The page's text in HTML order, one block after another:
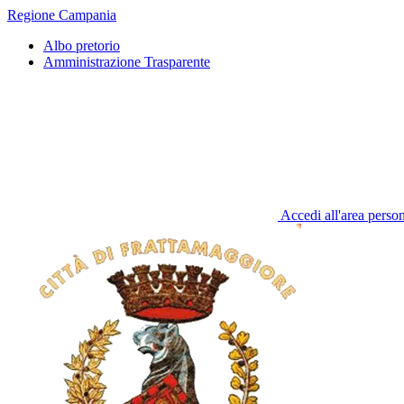
Regione Campania
Albo pretorio
Amministrazione Trasparente
Accedi all'area